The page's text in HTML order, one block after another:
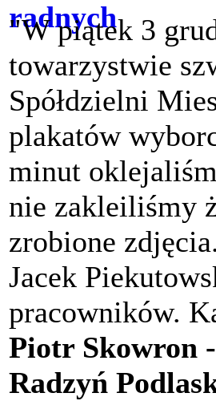
"W piątek 3
towarzystwie
Spółdzielni
plakatów
minut
nie zakleiliśmy
zrobione
Jacek
pracowników.
Piotr Skowron
Radzyń